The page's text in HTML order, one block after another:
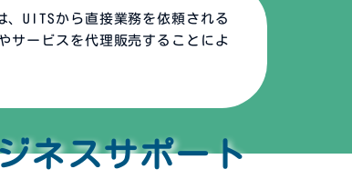
、UITSから直接業務を依頼される
サービスを代理販売することによ
ネスサポート